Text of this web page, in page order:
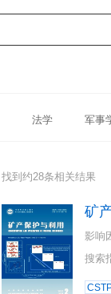
法学 军事
找到约28条相关结果
矿
影响
搜索